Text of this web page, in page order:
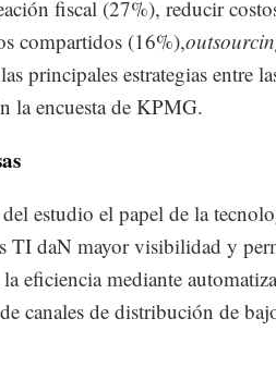
fiscal (27%), reducir
compartidos (16%),
principales estrategias entre
la encuesta de KPMG.
estudio el papel de la
TI daN mayor visibilidad y
eficiencia mediante
canales de distribución de